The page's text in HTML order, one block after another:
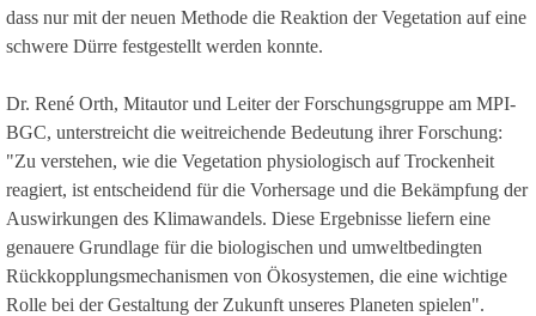
dass nur mit der neuen Methode die Reaktion der Vegetation auf eine
schwere Dürre festgestellt werden konnte.
Dr. René Orth, Mitautor und Leiter der Forschungsgruppe am MPI-
BGC, unterstreicht die weitreichende Bedeutung ihrer Forschung:
"Zu verstehen, wie die Vegetation physiologisch auf Trockenheit
reagiert, ist entscheidend für die Vorhersage und die Bekämpfung der
Auswirkungen des Klimawandels. Diese Ergebnisse liefern eine
genauere Grundlage für die biologischen und umweltbedingten
Rückkopplungsmechanismen von Ökosystemen, die eine wichtige
Rolle bei der Gestaltung der Zukunft unseres Planeten spielen".